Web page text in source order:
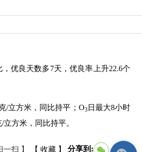
优良天数多7天，优良率上升22.6个
/立方米，同比持平；O3日最大8小时
方米，同比持平。
一扫 】 【 收藏 】 分享到: